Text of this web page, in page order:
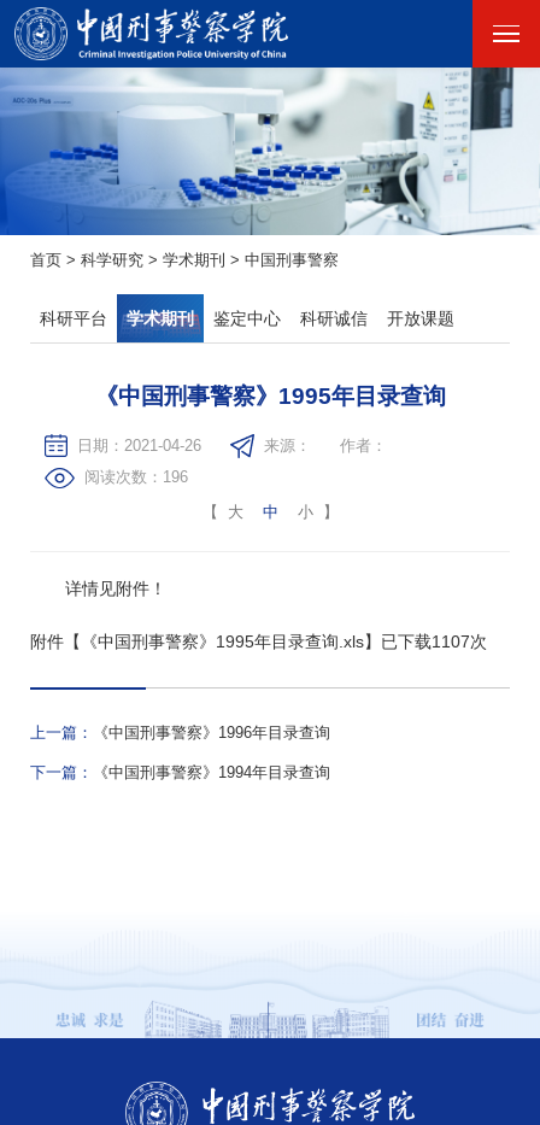
首页 > 科学研究 > 学术期刊 > 中国刑事警察
科研平台 学术期刊 鉴定中心 科研诚信 开放课题
《中国刑事警察》1995年目录查询
日期：2021-04-26 来源：
作者：
阅读次数： 196
【
大 中 小 】
详情见附件！
附件【 《中国刑事警察》1995年目录查询.xls】已下载1107次
上一篇： 《中国刑事警察》1996年目录查询
下一篇： 《中国刑事警察》1994年目录查询